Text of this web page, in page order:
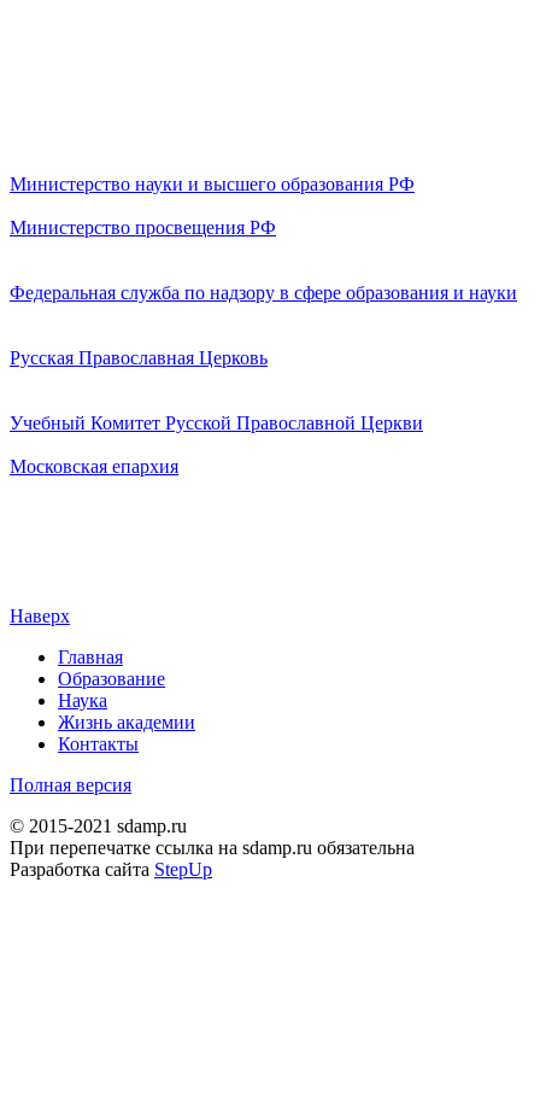
Министерство науки и высшего образования РФ
Министерство просвещения РФ
Федеральная служба по надзору в сфере образования и науки
Русская Православная Церковь
Учебный Комитет Русской Православной Церкви
Московская епархия
Наверх
Главная
Образование
Наука
Жизнь академии
Контакты
Полная версия
© 2015-2021 sdamp.ru
При перепечатке ссылка на sdamp.ru обязательна
Разработка сайта StepUp